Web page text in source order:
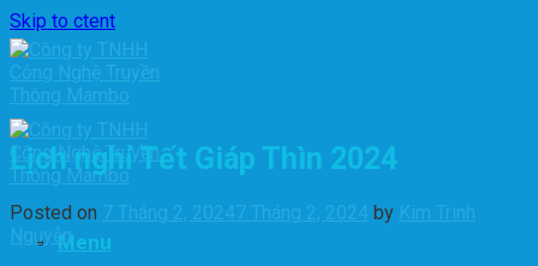
Skip to ctent
Menu
Lịch nghỉ Tết Giáp Thìn 2024
Posted on 7 Tháng 2, 20247 Tháng 2, 2024 by Kim Trinh
Nguyễn